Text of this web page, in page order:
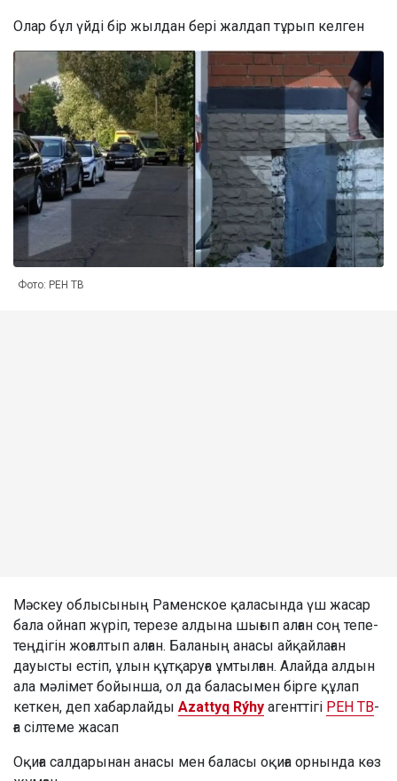
Олар бұл үйді бір жылдан бері жалдап тұрып келген
Фото: РЕН ТВ
Мәскеу облысының Раменское қаласында үш жасар
бала ойнап жүріп, терезе алдына шығып алған соң тепе-
теңдігін жоғалтып алған. Баланың анасы айқайлаған
дауысты естіп, ұлын құтқаруға ұмтылған. Алайда алдын
ала мәлімет бойынша, ол да баласымен бірге құлап
кеткен, деп хабарлайды Azattyq Rýhy агенттігі РЕН ТВ-
ға сілтеме жасап
Оқиға салдарынан анасы мен баласы оқиға орнында көз